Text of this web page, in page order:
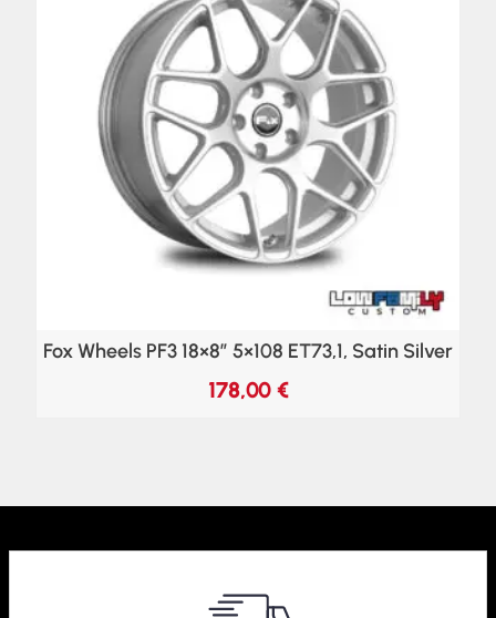
Fox Wheels PF3 18×8″ 5×108 ET73,1, Satin Silver
178,00 €